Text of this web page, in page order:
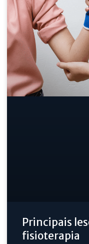
Principais
fisioterapia